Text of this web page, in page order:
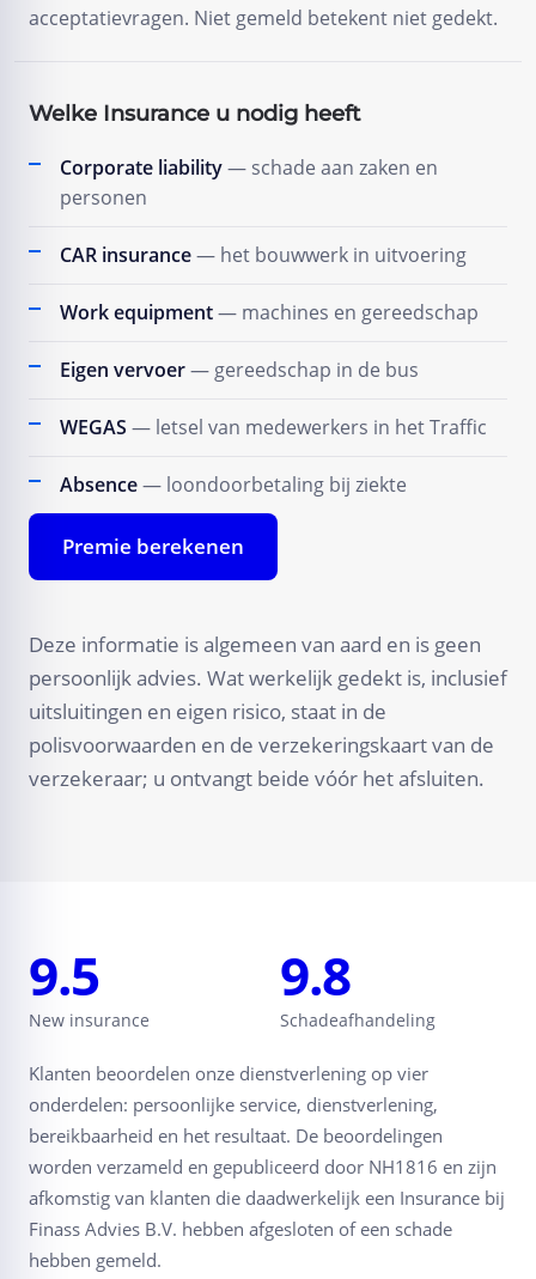
acceptatievragen. Niet gemeld betekent niet gedekt.
Welke Insurance u nodig heeft
Corporate liability— schade aan zaken en
personen
CAR insurance— het bouwwerk in uitvoering
Work equipment— machines en gereedschap
Eigen vervoer— gereedschap in de bus
WEGAS — letsel van medewerkers in het Traffic
Absence— loondoorbetaling bij ziekte
Premie berekenen
Deze informatie is algemeen van aard en is geen
persoonlijk advies. Wat werkelijk gedekt is, inclusief
uitsluitingen en eigen risico, staat in de
polisvoorwaarden en de verzekeringskaart van de
verzekeraar; u ontvangt beide vóór het afsluiten.
9.5
New insurance
9.8
Schadeafhandeling
Klanten beoordelen onze dienstverlening op vier
onderdelen: persoonlijke service, dienstverlening,
bereikbaarheid en het resultaat. De beoordelingen
worden verzameld en gepubliceerd door NH1816 en zijn
afkomstig van klanten die daadwerkelijk een Insurance bij
Finass Advies B.V. hebben afgesloten of een schade
hebben gemeld.